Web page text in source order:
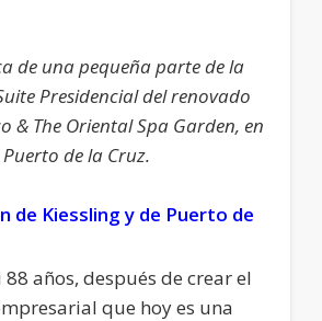
de una pequeña parte de la
Presidencial del renovado
& The Oriental Spa Garden, en
Puerto de la Cruz.
de Kiessling y de Puerto de
88 años, después de crear el
que hoy es una